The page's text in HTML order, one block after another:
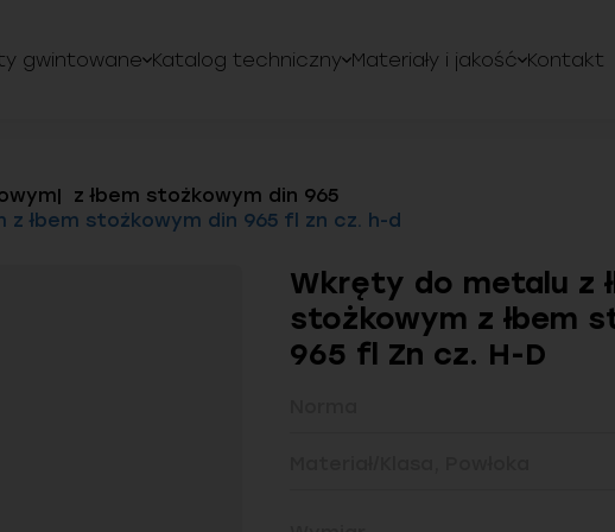
gwintowane Katalog techniczny Materiały i jakość Kontakt
z łbem stożkowym din 965
łbem stożkowym din 965 fl zn cz. h-d
Wkręty do metalu z
stożkowym z łbem
965 fl Zn cz. H-D